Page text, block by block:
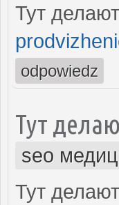
Тут
odpowiedz
Тут
seo
Тут